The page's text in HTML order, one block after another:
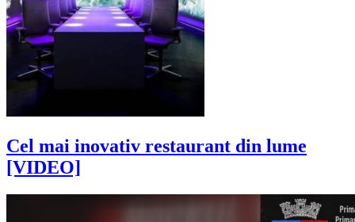
Cel mai inovativ restaurant din lume
[VIDEO]